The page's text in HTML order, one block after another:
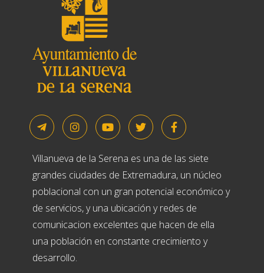
Villanueva de la Serena es una de las siete
grandes ciudades de Extremadura, un núcleo
poblacional con un gran potencial económico y
de servicios, y una ubicación y redes de
comunicacion excelentes que hacen de ella
una población en constante crecimiento y
desarrollo.